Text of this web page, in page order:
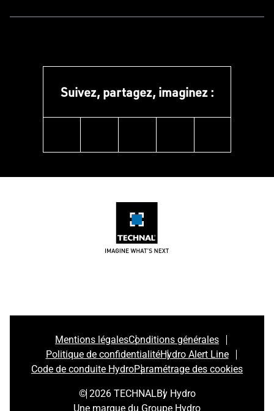
Suivez, partagez, imaginez :
Mentions légalesConditions générales
Politique de confidentialitéHydro Alert Line
Code de conduite HydroParamétrage des cookies
© 2026 TECHNALBy Hydro
Une marque du Groupe Hydro